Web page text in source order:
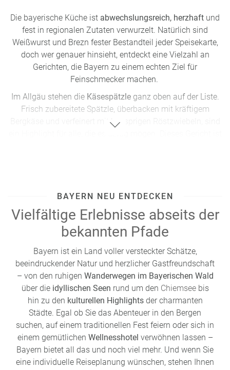
Die bayerische Küche ist abwechslungsreich, herzhaft und
fest in regionalen Zutaten verwurzelt. Natürlich sind
Weißwurst und Brezn fester Bestandteil jeder Speisekarte,
doch wer genauer hinsieht, entdeckt eine Vielzahl an
Gerichten, die Bayern zu einem echten Ziel für
Feinschmecker machen.
Im Allgäu stehen die Käsespätzle ganz oben auf der Liste.
Frisch zubereitete Spätzle, überbacken mit kräftigem
Bergkäse und verfeinert mit knusprigen Röstzwiebeln, sind
traditionell gegrillt und zusammen mit Sauerkraut oder im
Brötchen serviert. Sie sind ein Muss für jeden, der Franken
besucht und gehören zu den bekanntesten bayerischen
Spezialitäten.
Für Freunde deftiger Hausmannskost ist dieSchweinshaxe
ein typisches Gericht. Außen knusprig, innen zart und
saftig, wird sie meistmit Kartoffelknödeln und einer
dunklen Biersoßeserviert. Ein deftiges Essen, das perfekt
zu einem Bier passt – gebraut nach dem Reinheitsgebot,
versteht sich.
Auch Süßspeisen kommen in Bayern nicht zu kurz.
Kaiserschmarrnist ein Klassiker: grob zerrissen, leicht
karamellisiert und gerne mit Apfelmus serviert. Ebenfalls
BAYERN NEU ENTDECKEN
Vielfältige Erlebnisse abseits der
bekannten Pfade
Bayern ist ein Land voller versteckter Schätze,
beeindruckender Natur und herzlicher Gastfreundschaft
– von den ruhigen Wanderwegen im Bayerischen Wald
über die idyllischen Seen rund um den Chiemseebis
hin zu den kulturellen Highlightsder charmanten
Städte. Egal ob Sie das Abenteuer in den Bergen
suchen, auf einem traditionellen Fest feiern oder sich in
einem gemütlichen Wellnesshotel verwöhnen lassen –
Bayern bietet all das und noch viel mehr. Und wenn Sie
eine individuelle Reiseplanung wünschen, stehen Ihnen